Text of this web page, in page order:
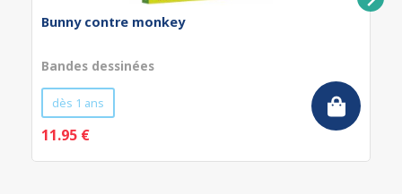
Bunny contre monkey
Bandes dessinées
dès 1 ans
11.95 €